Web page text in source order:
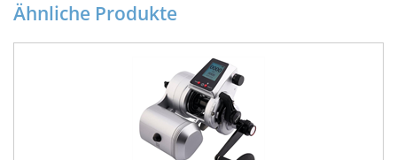
Ähnliche Produkte